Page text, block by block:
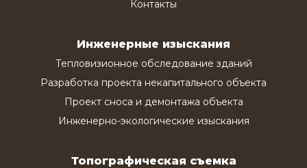
Контакты
Инженерные изыскания
Тепловизионное обследование зданий
Разработка проекта некапитального объекта
Проект сноса и демонтажа объекта
Инженерно-экологические изыскания
Топографическая съемка